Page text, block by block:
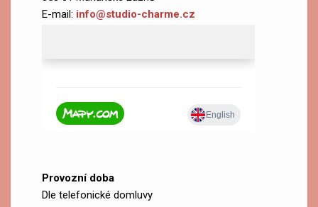
E-mail: info@studio-charme.cz
Provozní doba
Dle telefonické domluvy